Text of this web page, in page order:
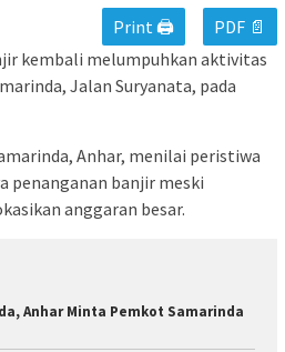
Print 🖨
PDF 📄
kembali melumpuhkan aktivitas
Jalan Suryanata, pada
Anhar, menilai peristiwa
penanganan banjir meski
anggaran besar.
Anhar Minta Pemkot Samarinda